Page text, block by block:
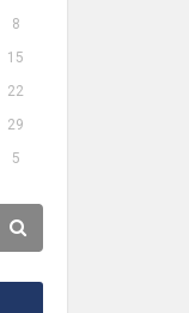
8
15
22
29
5